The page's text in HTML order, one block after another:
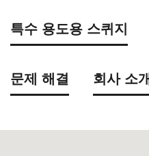
특수 용도용 스퀴지
문제 해결 회사 소